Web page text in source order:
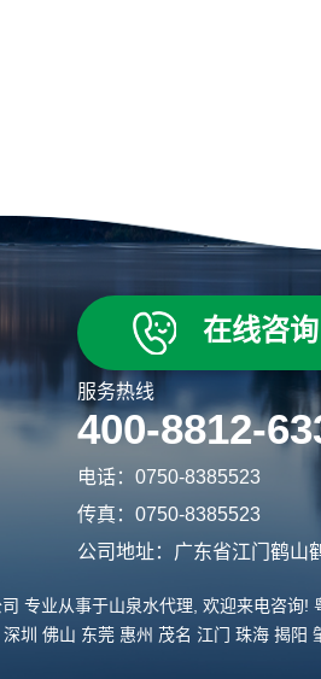
在线咨询
服务热线
400-8812-
电话：0750-8385523
传真：0750-8385523
公司地址：广东省江门鹤山
专业从事于山泉水代理 , 欢迎来电咨询!
深圳 佛山 东莞 惠州 茂名 江门 珠海 揭阳